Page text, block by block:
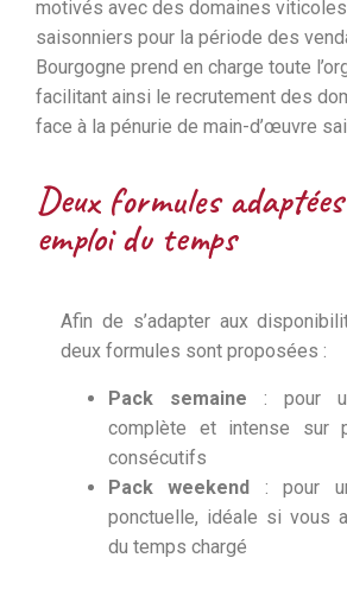
motivés avec des domaines
saisonniers pour la période des
Bourgogne prend en charge toute
facilitant ainsi le recrutement des
face à la pénurie de main-d’œuvre
Deux formules
emploi du temps
Afin de s’adapter aux
deux formules sont proposées :
Pack semaine : pour
complète et intense sur
consécutifs
Pack weekend : pour
ponctuelle, idéale si vous
du temps chargé